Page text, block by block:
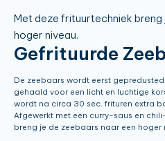
Met deze frituurtechniek
hoger niveau.
Gefrituurde
De zeebaars wordt eerst
gehaald voor een licht en luchtige
wordt na circa 30 sec. frituren extra
Afgewerkt met een curry-saus en
breng je de zeebaars naar een hoger